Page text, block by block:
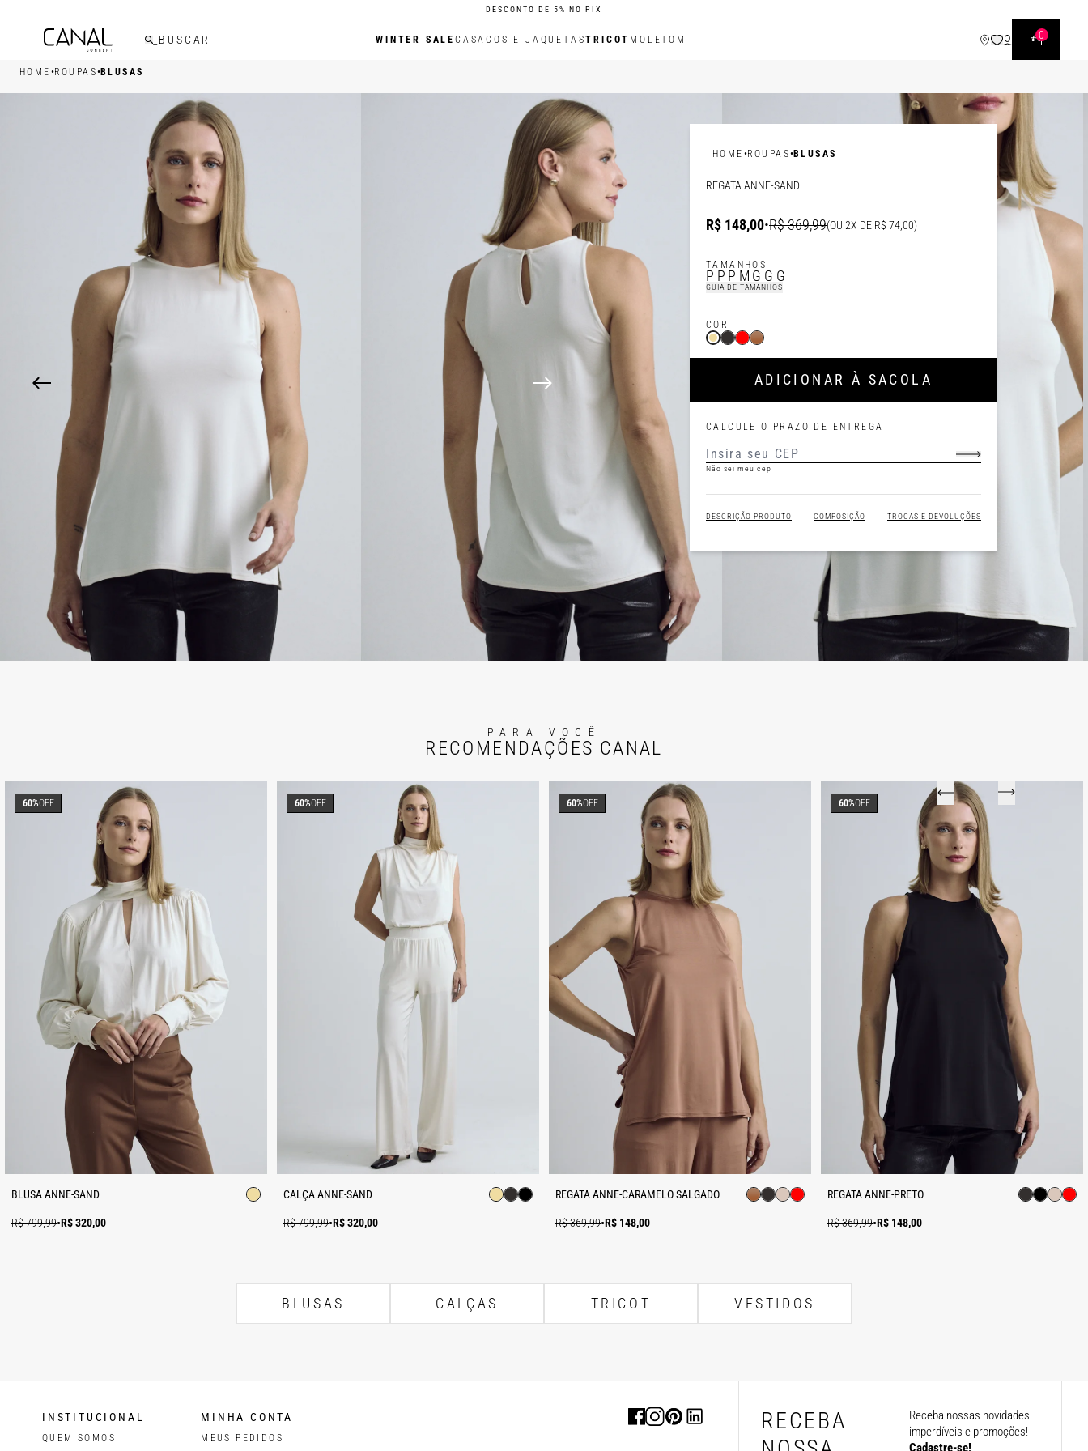
DESCONTO DE 5% NO PIX
WINTER SALE CASACOS E JAQUETASTRICOT MOLETOM 0
HOME •ROUPAS•BLUSAS
HOME •ROUPAS•BLUSAS
REGATA ANNE-SAND
R$ 148,00•R$ 369,99(OU 2X DE R$ 74,00)
TAMANHOS
PP P M G GG
GUIA DE TAMANHOS
COR
ADICIONAR À SACOLA
CALCULE O PRAZO DE ENTREGA
Não sei meu cep
COMPOSIÇÃO
DESCRIÇÃO PRODUTO TROCAS E DEVOLUÇÕES
PARA VOCÊ
RECOMENDAÇÕES CANAL
BLUSA ANNE-SAND
R$ 799,99•R$ 320,00
60%OFF
CALÇA ANNE-SAND
R$ 799,99•R$ 320,00
60%OFF
REGATA ANNE-CARAMELO SALGADO
R$ 369,99•R$ 148,00
60%OFF
REGATA ANNE-PRETO
R$ 369,99•R$ 148,00
60%OFF
BLUSAS CALÇAS TRICOT VESTIDOS
RECEBA
Receba nossas novidades
imperdíveis e promoções!
Cadastre-se!
INSTITUCIONAL
QUEM SOMOS
MINHA CONTA
MEUS PEDIDOS